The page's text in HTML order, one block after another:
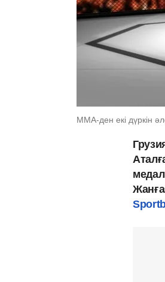
ММА-ден екі дүркін